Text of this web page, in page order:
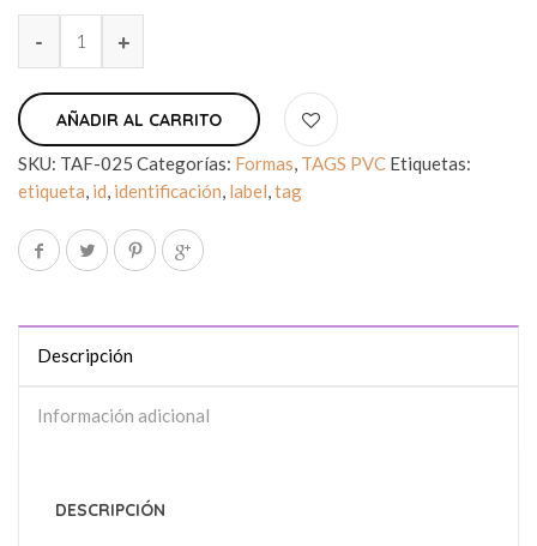
AÑADIR AL CARRITO
SKU: TAF-025 Categorías: Formas, TAGS PVC Etiquetas:
etiqueta, id, identificación, label,tag
Descripción
Información adicional
DESCRIPCIÓN